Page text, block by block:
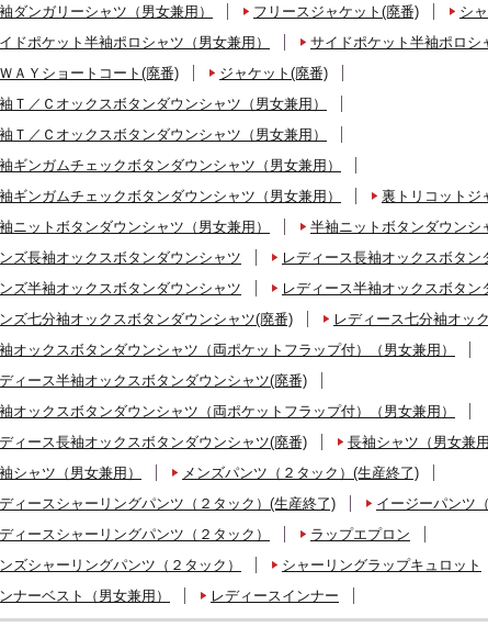
ダンガリーシャツ（男女兼用）
フリースジャケット(廃番)
シ
ドポケット半袖ポロシャツ（男女兼用）
サイドポケット半袖ポロシ
ＡＹショートコート(廃番)
ジャケット(廃番)
Ｔ／Ｃオックスボタンダウンシャツ（男女兼用）
Ｔ／Ｃオックスボタンダウンシャツ（男女兼用）
ギンガムチェックボタンダウンシャツ（男女兼用）
ギンガムチェックボタンダウンシャツ（男女兼用）
裏トリコットジ
ニットボタンダウンシャツ（男女兼用）
半袖ニットボタンダウンシ
ズ長袖オックスボタンダウンシャツ
レディース長袖オックスボタン
ズ半袖オックスボタンダウンシャツ
レディース半袖オックスボタン
ズ七分袖オックスボタンダウンシャツ(廃番)
レディース七分袖オッ
オックスボタンダウンシャツ（両ポケットフラップ付）（男女兼用）
ィース半袖オックスボタンダウンシャツ(廃番)
オックスボタンダウンシャツ（両ポケットフラップ付）（男女兼用）
ィース長袖オックスボタンダウンシャツ(廃番)
長袖シャツ（男女兼用
シャツ（男女兼用）
メンズパンツ（２タック）(生産終了)
ィースシャーリングパンツ（２タック）(生産終了)
イージーパンツ
ィースシャーリングパンツ（２タック）
ラップエプロン
ズシャーリングパンツ（２タック）
シャーリングラップキュロット
ナーベスト（男女兼用）
レディースインナー